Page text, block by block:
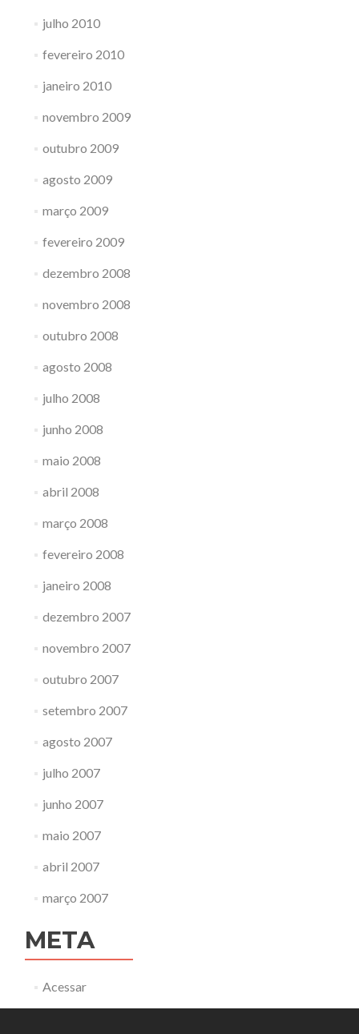
julho 2010
fevereiro 2010
janeiro 2010
novembro 2009
outubro 2009
agosto 2009
março 2009
fevereiro 2009
dezembro 2008
novembro 2008
outubro 2008
agosto 2008
julho 2008
junho 2008
maio 2008
abril 2008
março 2008
fevereiro 2008
janeiro 2008
dezembro 2007
novembro 2007
outubro 2007
setembro 2007
agosto 2007
julho 2007
junho 2007
maio 2007
abril 2007
março 2007
META
Acessar